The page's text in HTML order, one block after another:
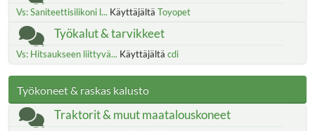
Vs: Saniteettisilikoni l... Käyttäjältä Toyopet
Työkalut & tarvikkeet
Vs: Hitsaukseen liittyvä... Käyttäjältä cdi
Työkoneet & raskas kalusto
Traktorit & muut maatalouskoneet